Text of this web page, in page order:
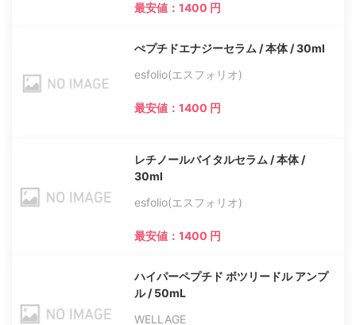
最安値：1400 円
ぺプチドエナジーセラム / 本体 / 30ml
esfolio(エスフォリオ)
最安値：1400 円
レチノールバイタルセラム / 本体 /
30ml
esfolio(エスフォリオ)
最安値：1400 円
ハイパーペプチド ボツリードル アンプ
ル / 50mL
WELLAGE